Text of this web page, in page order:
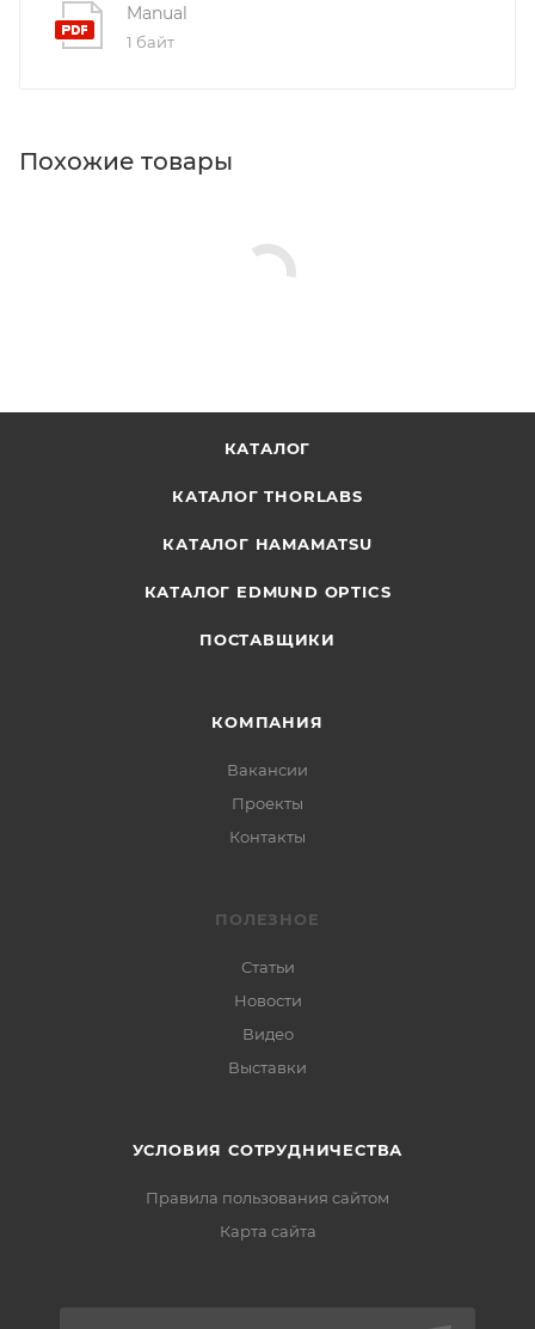
Manual
1 байт
Похожие товары
КАТАЛОГ
КАТАЛОГ THORLABS
КАТАЛОГ HAMAMATSU
КАТАЛОГ EDMUND OPTICS
ПОСТАВЩИКИ
КОМПАНИЯ
Вакансии
Проекты
Контакты
ПОЛЕЗНОЕ
Статьи
Новости
Видео
Выставки
УСЛОВИЯ СОТРУДНИЧЕСТВА
Правила пользования сайтом
Карта сайта